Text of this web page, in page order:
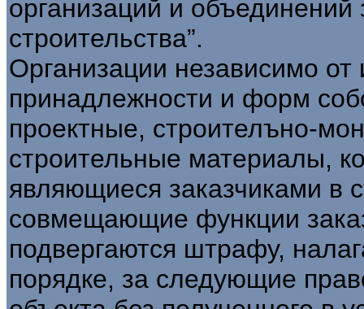
организаций и
строительства”.
Организации независимо от
принадлежности и форм
проектные, строителъно-
строительные материалы,
являющиеся заказчиками в
совмещающие функции
подвергаются штрафу,
порядке, за следующие